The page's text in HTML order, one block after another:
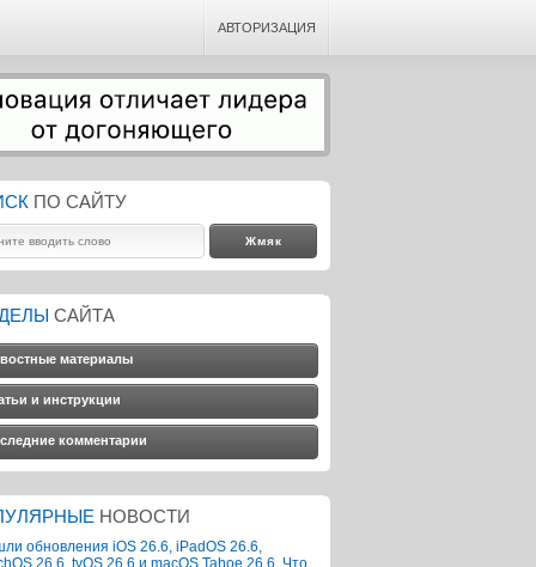
АВТОРИЗАЦИЯ
ПО САЙТУ
САЙТА
материалы
и инструкции
комментарии
НОВОСТИ
обновления iOS 26.6, iPadOS 26.6,
26.6, tvOS 26.6 и macOS Tahoe 26.6. Что